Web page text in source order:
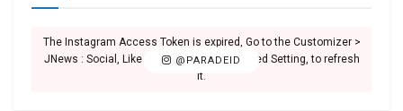
@PARADEID
The Instagram Access Token is expired, Go to the Customizer >
JNews : Social, Like & View > Instagram Feed Setting, to refresh
it.